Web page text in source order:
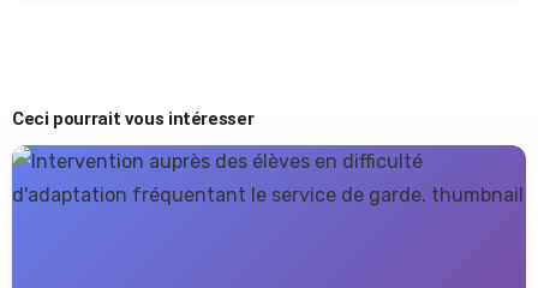
Ceci pourrait vous intéresser